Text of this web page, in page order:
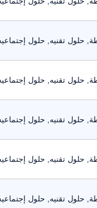
حلول تقنيه, حلول إجتماعيه
حلول تقنيه, حلول إجتماعيه
حلول تقنيه, حلول إجتماعيه
حلول تقنيه, حلول إجتماعيه
حلول تقنيه, حلول إجتماعيه